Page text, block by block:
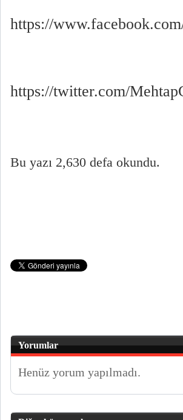
https://
https://twitter.com/
Bu yazı 2,630 defa okundu.
Yorumlar
Henüz yorum yapılmadı.